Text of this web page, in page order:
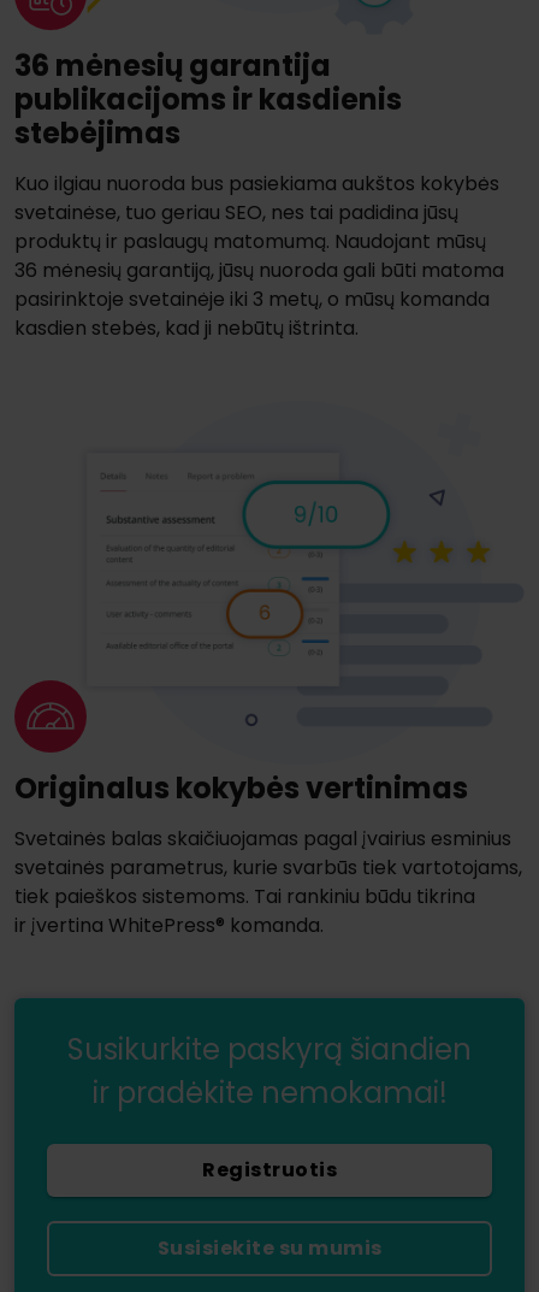
36 mėnesių garantija
publikacijoms ir kasdienis
stebėjimas
Kuo ilgiau nuoroda bus pasiekiama aukštos kokybės
svetainėse, tuo geriau SEO, nes tai padidina jūsų
produktų ir paslaugų matomumą. Naudojant mūsų
36 mėnesių garantiją, jūsų nuoroda gali būti matoma
pasirinktoje svetainėje iki 3 metų, o mūsų komanda
kasdien stebės, kad ji nebūtų ištrinta.
Originalus kokybės vertinimas
Svetainės balas skaičiuojamas pagal įvairius esminius
svetainės parametrus, kurie svarbūs tiek vartotojams,
tiek paieškos sistemoms. Tai rankiniu būdu tikrina
ir įvertina WhitePress® komanda.
Susikurkite paskyrą šiandien
ir pradėkite nemokamai!
Registruotis
Susisiekite su mumis